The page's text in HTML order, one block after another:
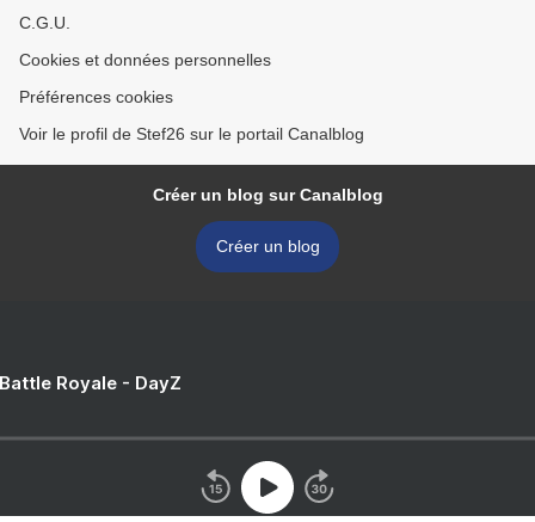
C.G.U.
Cookies et données personnelles
Préférences cookies
Voir le profil de Stef26 sur le portail Canalblog
Créer un blog sur Canalblog
Créer un blog
Royale - DayZ